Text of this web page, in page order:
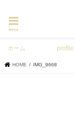
menu
ホーム profile
HOME IMG_9668